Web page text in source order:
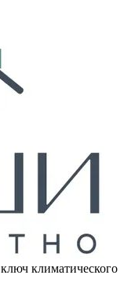
климатического